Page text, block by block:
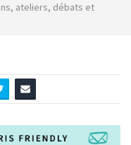
ateliers, débats et